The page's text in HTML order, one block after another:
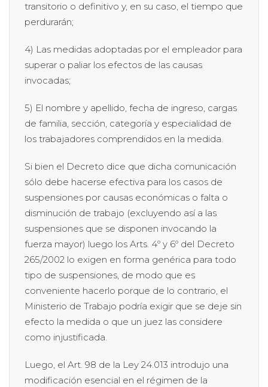
transitorio o definitivo y, en su caso, el tiempo que
perdurarán;
4) Las medidas adoptadas por el empleador para
superar o paliar los efectos de las causas
invocadas;
5) El nombre y apellido, fecha de ingreso, cargas
de familia, sección, categoría y especialidad de
los trabajadores comprendidos en la medida.
Si bien el Decreto dice que dicha comunicación
sólo debe hacerse efectiva para los casos de
suspensiones por causas económicas o falta o
disminución de trabajo (excluyendo así a las
suspensiones que se disponen invocando la
fuerza mayor) luego los Arts. 4º y 6º del Decreto
265/2002 lo exigen en forma genérica para todo
tipo de suspensiones, de modo que es
conveniente hacerlo porque de lo contrario, el
Ministerio de Trabajo podría exigir que se deje sin
efecto la medida o que un juez las considere
como injustificada.
Luego, el Art. 98 de la Ley 24.013 introdujo una
modificación esencial en el régimen de la